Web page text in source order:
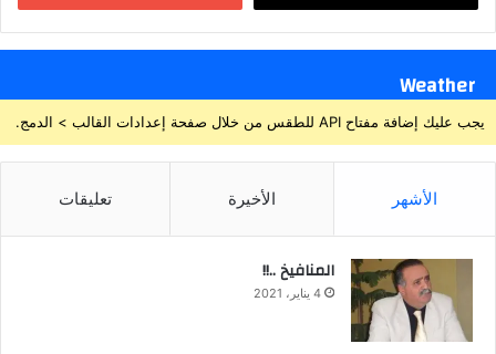
Weather
يجب عليك إضافة مفتاح API للطقس من خلال صفحة إعدادات القالب > الدمج.
الأشهر الأخيرة تعليقات
المنافيخ ..!!
4 يناير، 2021